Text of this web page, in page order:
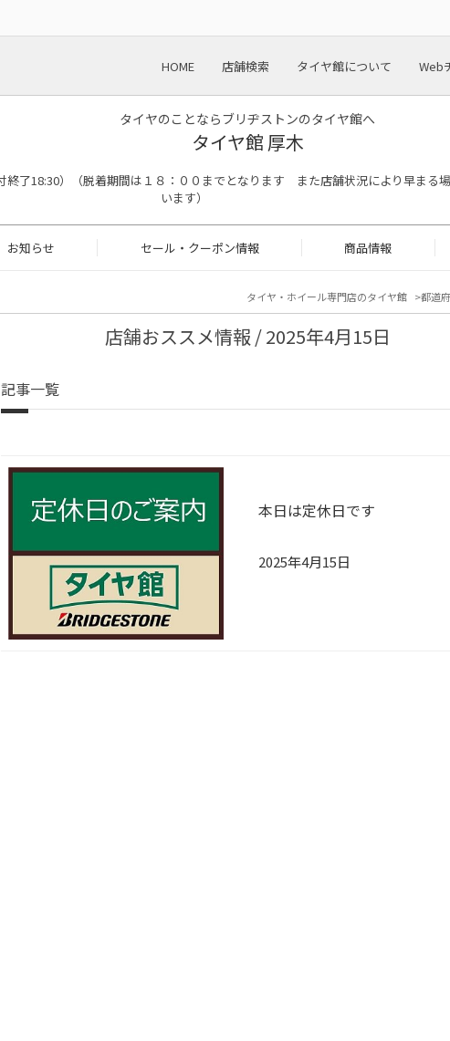
HOME 店舗検索 タイヤ館について Web
タイヤのことならブリヂストンのタイヤ館へ
タイヤ館 厚木
終了18:30）（脱着期間は１８：００までとなります また店舗状況により早まる
います）
お知らせ セール・クーポン情報 商品情報
タイヤ・ホイール専門店のタイヤ館 都道
店舗おススメ情報 / 2025年4月15日
記事一覧
本日は定休日です
2025年4月15日